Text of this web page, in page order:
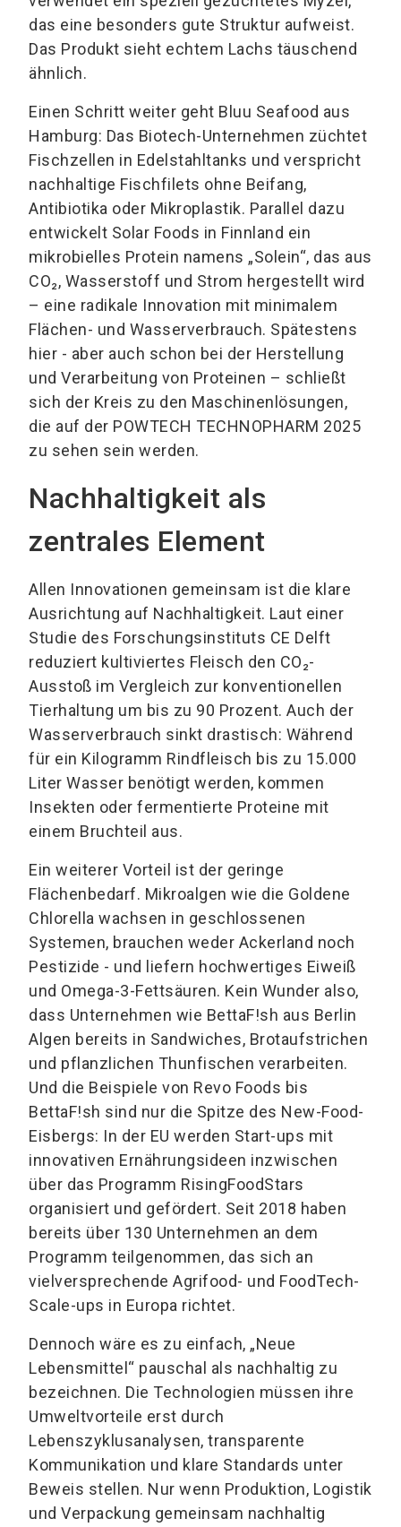
das eine besonders gute Struktur aufweist.
Das Produkt sieht echtem Lachs täuschend
ähnlich.
Einen Schritt weiter geht Bluu Seafood aus
Hamburg: Das Biotech-Unternehmen züchtet
Fischzellen in Edelstahltanks und verspricht
nachhaltige Fischfilets ohne Beifang,
Antibiotika oder Mikroplastik. Parallel dazu
entwickelt Solar Foods in Finnland ein
mikrobielles Protein namens „Solein“, das aus
CO₂, Wasserstoff und Strom hergestellt wird
– eine radikale Innovation mit minimalem
Flächen- und Wasserverbrauch. Spätestens
hier - aber auch schon bei der Herstellung
und Verarbeitung von Proteinen – schließt
sich der Kreis zu den Maschinenlösungen,
die auf der POWTECH TECHNOPHARM 2025
zu sehen sein werden.
Nachhaltigkeit als
zentrales Element
Allen Innovationen gemeinsam ist die klare
Ausrichtung auf Nachhaltigkeit. Laut einer
Studie des Forschungsinstituts CE Delft
reduziert kultiviertes Fleisch den CO₂-
Ausstoß im Vergleich zur konventionellen
Tierhaltung um bis zu 90 Prozent. Auch der
Wasserverbrauch sinkt drastisch: Während
für ein Kilogramm Rindfleisch bis zu 15.000
Liter Wasser benötigt werden, kommen
Insekten oder fermentierte Proteine mit
einem Bruchteil aus.
Ein weiterer Vorteil ist der geringe
Flächenbedarf. Mikroalgen wie die Goldene
Chlorella wachsen in geschlossenen
Systemen, brauchen weder Ackerland noch
Pestizide - und liefern hochwertiges Eiweiß
und Omega-3-Fettsäuren. Kein Wunder also,
dass Unternehmen wie BettaF!sh aus Berlin
Algen bereits in Sandwiches, Brotaufstrichen
und pflanzlichen Thunfischen verarbeiten.
Und die Beispiele von Revo Foods bis
BettaF!sh sind nur die Spitze des New-Food-
Eisbergs: In der EU werden Start-ups mit
innovativen Ernährungsideen inzwischen
über das Programm RisingFoodStars
organisiert und gefördert. Seit 2018 haben
bereits über 130 Unternehmen an dem
Programm teilgenommen, das sich an
vielversprechende Agrifood- und FoodTech-
Scale-ups in Europa richtet.
Dennoch wäre es zu einfach, „Neue
Lebensmittel“ pauschal als nachhaltig zu
bezeichnen. Die Technologien müssen ihre
Umweltvorteile erst durch
Lebenszyklusanalysen, transparente
Kommunikation und klare Standards unter
Beweis stellen. Nur wenn Produktion, Logistik
und Verpackung gemeinsam nachhaltig